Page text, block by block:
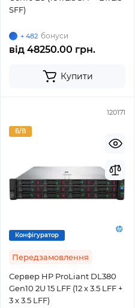
SFF)
+ 482 бонуси
від 48250.00 грн.
Купити
120171
Б/В
Конфігуратор
Передзамовлення
Сервер HP ProLiant DL380
Gen10 2U 15 LFF (12 x 3.5 LFF +
3 x 3.5 LFF)